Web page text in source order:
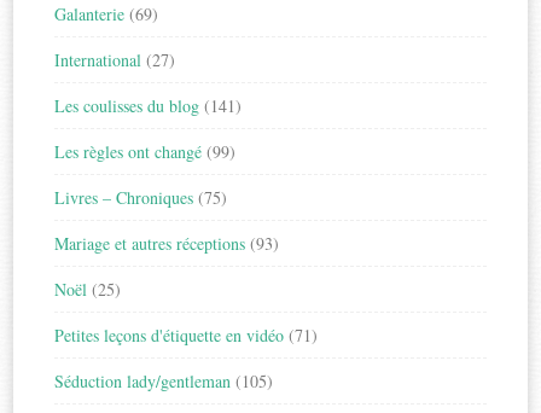
Galanterie (69)
International (27)
Les coulisses du blog (141)
Les règles ont changé (99)
Livres – Chroniques (75)
Mariage et autres réceptions (93)
Noël (25)
Petites leçons d'étiquette en vidéo (71)
Séduction lady/gentleman (105)